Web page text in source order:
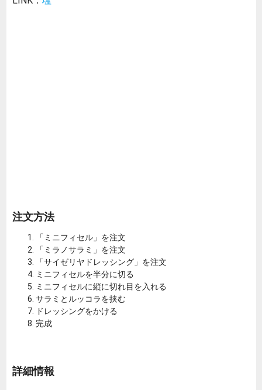
注文方法
「ミニフィセル」を注文
「ミラノサラミ」を注文
「サイゼリヤドレッシング」を注文
ミニフィセルを半分に切る
ミニフィセルに縦に切れ目を入れる
サラミとルッコラを挟む
ドレッシングをかける
完成
詳細情報